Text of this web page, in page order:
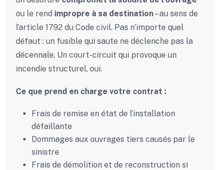
ou le rend impropre à sa destination– au sens de
l’article 1792 du Code civil. Pas n’importe quel
défaut : un fusible qui saute ne déclenche pas la
décennale. Un court-circuit qui provoque un
incendie structurel, oui.
Ce que prend en charge votre contrat :
Frais de remise en état de l’installation
défaillante
Dommages aux ouvrages tiers causés par le
sinistre
Frais de démolition et de reconstruction si